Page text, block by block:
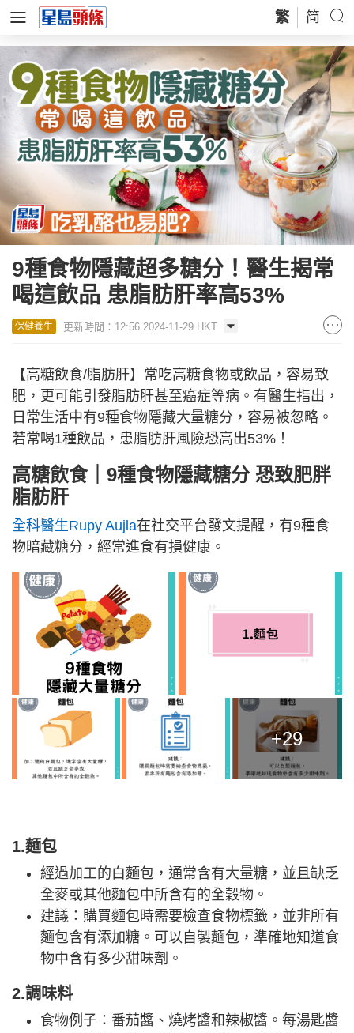
繁 简
9種食物隱藏超多糖分！醫生揭常
喝這飲品 患脂肪肝率高53%
保健養生 更新時間：12:56 2024-11-29 HKT
【高糖飲食/脂肪肝】常吃高糖食物或飲品，容易致
肥，更可能引發脂肪肝甚至癌症等病。有醫生指出，
日常生活中有9種食物隱藏大量糖分，容易被忽略。
若常喝1種飲品，患脂肪肝風險恐高出53%！
高糖飲食｜9種食物隱藏糖分 恐致肥胖
脂肪肝
全科醫生Rupy Aujla在社交平台發文提醒，有9種食
物暗藏糖分，經常進食有損健康。
+29
1.麵包
經過加工的白麵包，通常含有大量糖，並且缺乏
全麥或其他麵包中所含有的全穀物。
建議：購買麵包時需要檢查食物標籤，並非所有
麵包含有添加糖。可以自製麵包，準確地知道食
物中含有多少甜味劑。
2.調味料
食物例子：番茄醬、燒烤醬和辣椒醬。每湯匙醬